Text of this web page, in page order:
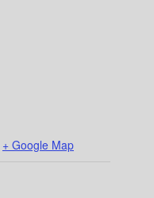
+ Google Map